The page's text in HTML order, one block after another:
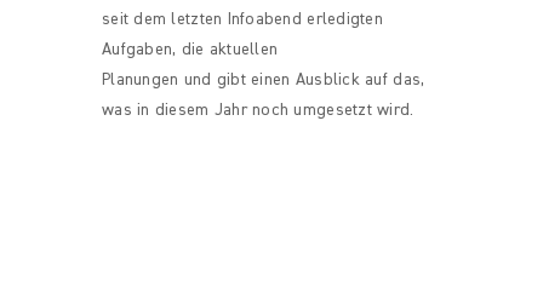
seit dem letzten Infoabend erledigten
Aufgaben, die aktuellen
Planungen und gibt einen Ausblick auf das,
was in diesem Jahr noch umgesetzt wird.